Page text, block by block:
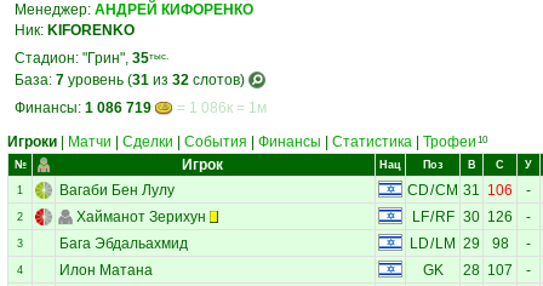
Менеджер: АНДРЕЙ КИФОРЕНКО
Ник: KIFORENKO
Стадион: "Грин", 35тыс.
База: 7 уровень (31 из 32 слотов)
Финансы: 1 086 719
= 1 086к = 1м
Игроки
Матчи Сделки События Финансы Статистика Трофеи 10
№ Игрок Нац Поз В С У
1 Вагаби Бен Лулу CD/CM 31 106 -
2 Хайманот Зерихун LF/RF 30 126 -
3 Бага Эбдальахмид LD/ LM 29 98 -
4 Илон Матана GK 28 107 -